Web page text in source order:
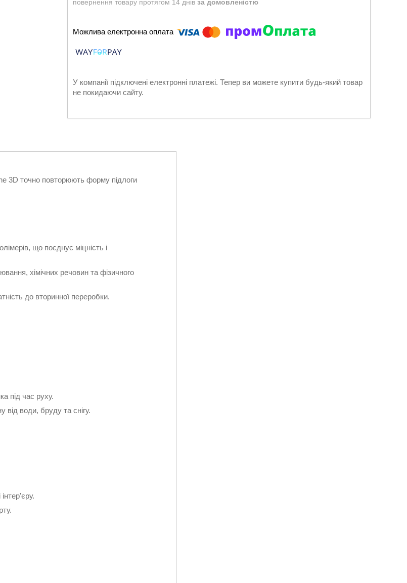
повернення товару протягом 14 днів за домовленістю
У компанії підключені електронні платежі. Тепер ви можете купити будь-який товар
не покидаючи сайту.
3D точно повторюють форму підлоги
що поєднує міцність і
хімічних речовин та фізичного
до вторинної переробки.
під час руху.
від води, бруду та снігу.